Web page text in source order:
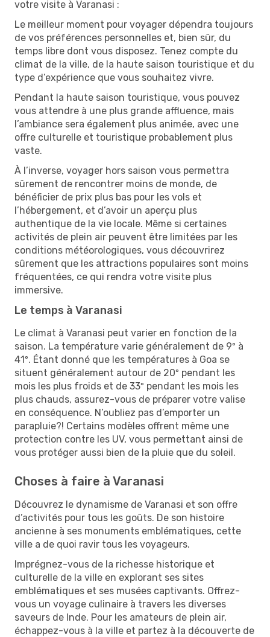
votre visite à Varanasi :
Le meilleur moment pour voyager dépendra toujours
de vos préférences personnelles et, bien sûr, du
temps libre dont vous disposez. Tenez compte du
climat de la ville, de la haute saison touristique et du
type d’expérience que vous souhaitez vivre.
Pendant la haute saison touristique, vous pouvez
vous attendre à une plus grande affluence, mais
l’ambiance sera également plus animée, avec une
offre culturelle et touristique probablement plus
vaste.
À l’inverse, voyager hors saison vous permettra
sûrement de rencontrer moins de monde, de
bénéficier de prix plus bas pour les vols et
l’hébergement, et d’avoir un aperçu plus
authentique de la vie locale. Même si certaines
activités de plein air peuvent être limitées par les
conditions météorologiques, vous découvrirez
sûrement que les attractions populaires sont moins
fréquentées, ce qui rendra votre visite plus
immersive.
Le temps à Varanasi
Le climat à Varanasi peut varier en fonction de la
saison. La température varie généralement de 9º à
41º. Étant donné que les températures à Goa se
situent généralement autour de 20º pendant les
mois les plus froids et de 33º pendant les mois les
plus chauds, assurez-vous de préparer votre valise
en conséquence. N’oubliez pas d’emporter un
parapluie?! Certains modèles offrent même une
protection contre les UV, vous permettant ainsi de
vous protéger aussi bien de la pluie que du soleil.
Choses à faire à Varanasi
Découvrez le dynamisme de Varanasi et son offre
d’activités pour tous les goûts. De son histoire
ancienne à ses monuments emblématiques, cette
ville a de quoi ravir tous les voyageurs.
Imprégnez-vous de la richesse historique et
culturelle de la ville en explorant ses sites
emblématiques et ses musées captivants. Offrez-
vous un voyage culinaire à travers les diverses
saveurs de Inde. Pour les amateurs de plein air,
échappez-vous à la ville et partez à la découverte de